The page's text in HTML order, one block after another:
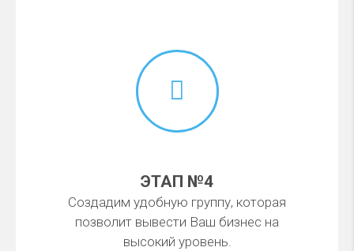
ЭТАП №4
Создадим удобную группу, которая
позволит вывести Ваш бизнес на
высокий уровень.